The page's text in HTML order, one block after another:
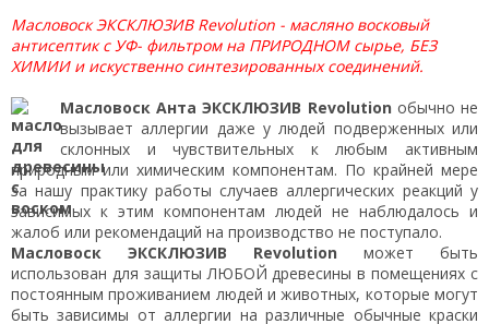
Масловоск ЭКСКЛЮЗИВ Revolution - масляно восковый
антисептик с УФ- фильтром на ПРИРОДНОМ сырье, БЕЗ
ХИМИИ и искуственно синтезированных соединений.
Масловоск Анта ЭКСКЛЮЗИВ Revolution обычно не
вызывает аллергии даже у людей подверженных или
склонных и чувствительных к любым активным
природным или химическим компонентам. По крайней мере
за нашу практику работы случаев аллергических реакций у
зависимых к этим компонентам людей не наблюдалось и
жалоб или рекомендаций на производство не поступало.
Масловоск ЭКСКЛЮЗИВ Revolution может быть
использован для защиты ЛЮБОЙ древесины в помещениях с
постоянным проживанием людей и животных, которые могут
быть зависимы от аллергии на различные обычные краски